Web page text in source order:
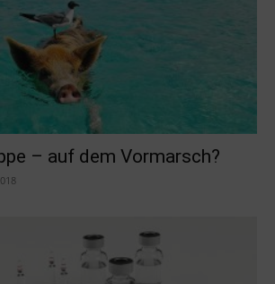
– auf dem Vormarsch?